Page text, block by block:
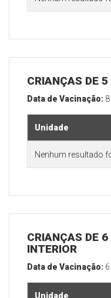
CRIANÇAS DE
Data de Vacinação:
Unidade
Nenhum resultado
CRIANÇAS DE
INTERIOR
Data de Vacinação:
Unidade